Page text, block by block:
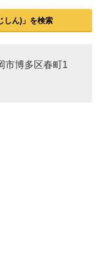
しん)」を検索
市博多区春町1